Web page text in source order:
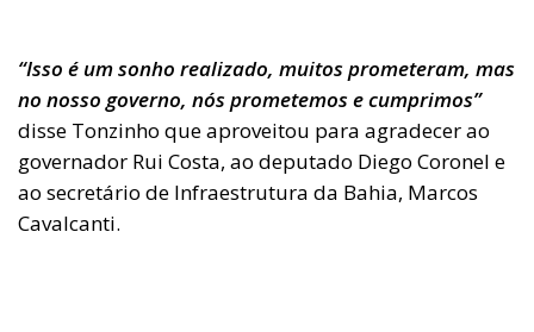
“Isso é um sonho realizado, muitos prometeram, mas
no nosso governo, nós prometemos e cumprimos”
disse Tonzinho que aproveitou para agradecer ao
governador Rui Costa, ao deputado Diego Coronel e
ao secretário de Infraestrutura da Bahia, Marcos
Cavalcanti.